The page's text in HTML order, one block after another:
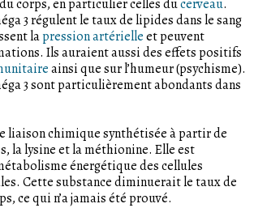
corps, en particulier celles ducerveau.
3 régulent le taux de lipides dans le sang
lapression artérielleet peuvent
Ils auraient aussi des effets positifs
ainsi que sur l’humeur (psychisme).
3 sont particulièrement abondants dans
liaison chimique synthétisée à partir de
la lysine et la méthionine. Elle est
énergétique des cellules
Cette substance diminuerait le taux de
ce qui n’a jamais été prouvé.